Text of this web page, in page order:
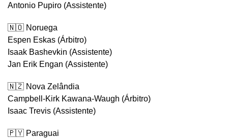
Antonio Pupiro (Assistente)
🇳🇴 Noruega
Espen Eskas (Árbitro)
Isaak Bashevkin (Assistente)
Jan Erik Engan (Assistente)
🇳🇿 Nova Zelândia
Campbell-Kirk Kawana-Waugh (Árbitro)
Isaac Trevis (Assistente)
🇵🇾 Paraguai